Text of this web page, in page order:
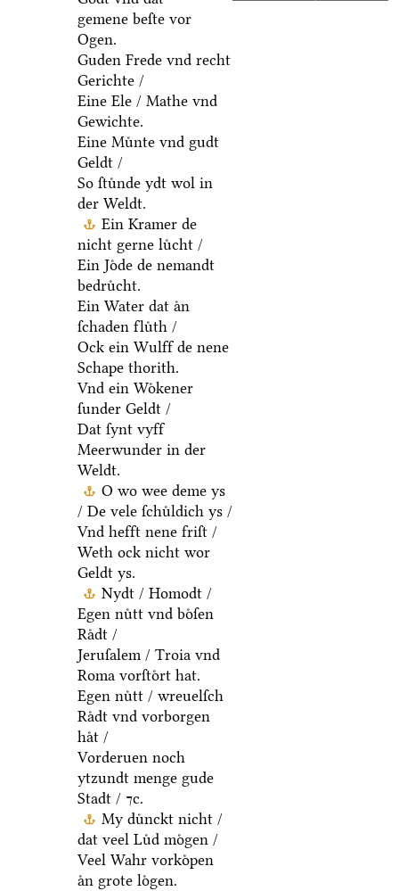
gemene beſte vor
Ogen.
Guden Frede vnd recht
Gerichte /
Eine Ele / Mathe vnd
Gewichte.
Eine Muͤnte vnd gudt
Geldt /
So ſtuͤnde ydt wol in
der Weldt.
Ein Kramer de
nicht gerne luͤcht /
Ein Joͤde de nemandt
bedruͤcht.
Ein Water dat aͤn
ſchaden fluͤth /
Ock ein Wulff de nene
Schape thorith.
Vnd ein Woͤkener
ſunder Geldt /
Dat ſynt vyff
Meerwunder in der
Weldt.
O wo wee deme ys
/ De vele ſchuͤldich ys /
Vnd hefft nene friſt /
Weth ock nicht wor
Geldt ys.
Nydt / Homodt /
Egen nuͤtt vnd boͤſen
Raͤdt /
Jeruſalem / Troia vnd
Roma vorſtoͤrt hat.
Egen nuͤtt / wreuelſch
Raͤdt vnd vorborgen
haͤt /
Vorderuen noch
ytzundt menge gude
Stadt / ⁊c.
My duͤnckt nicht /
dat veel Luͤd moͤgen /
Veel Wahr vorkoͤpen
aͤn grote loͤgen.